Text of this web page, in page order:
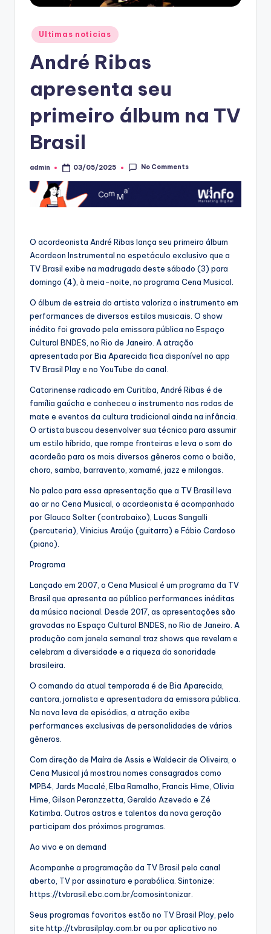
Posted
in
Ultimas noticias
André Ribas
apresenta seu
primeiro álbum na TV
Brasil
Posted
admin 03/05/2025 No Comments
O acordeonista André Ribas lança seu primeiro álbum
Acordeon Instrumental no espetáculo exclusivo que a
TV Brasil exibe na madrugada deste sábado (3) para
domingo (4), à meia-noite, no programa Cena Musical.
O álbum de estreia do artista valoriza o instrumento em
performances de diversos estilos musicais. O show
inédito foi gravado pela emissora pública no Espaço
Cultural BNDES, no Rio de Janeiro. A atração
apresentada por Bia Aparecida fica disponível no app
TV Brasil Play e no YouTube do canal.
Catarinense radicado em Curitiba, André Ribas é de
família gaúcha e conheceu o instrumento nas rodas de
mate e eventos da cultura tradicional ainda na infância.
O artista buscou desenvolver sua técnica para assumir
um estilo híbrido, que rompe fronteiras e leva o som do
acordeão para os mais diversos gêneros como o baião,
choro, samba, barravento, xamamé, jazz e milongas.
No palco para essa apresentação que a TV Brasil leva
ao ar no Cena Musical, o acordeonista é acompanhado
por Glauco Solter (contrabaixo), Lucas Sangalli
(percuteria), Vinicius Araújo (guitarra) e Fábio Cardoso
(piano).
Programa
Lançado em 2007, o Cena Musical é um programa da TV
Brasil que apresenta ao público performances inéditas
da música nacional. Desde 2017, as apresentações são
gravadas no Espaço Cultural BNDES, no Rio de Janeiro. A
produção com janela semanal traz shows que revelam e
celebram a diversidade e a riqueza da sonoridade
brasileira.
O comando da atual temporada é de Bia Aparecida,
cantora, jornalista e apresentadora da emissora pública.
Na nova leva de episódios, a atração exibe
performances exclusivas de personalidades de vários
gêneros.
Com direção de Maíra de Assis e Waldecir de Oliveira, o
Cena Musical já mostrou nomes consagrados como
MPB4, Jards Macalé, Elba Ramalho, Francis Hime, Olivia
Hime, Gilson Peranzzetta, Geraldo Azevedo e Zé
Katimba. Outros astros e talentos da nova geração
participam dos próximos programas.
Ao vivo e on demand
Acompanhe a programação da TV Brasil pelo canal
aberto, TV por assinatura e parabólica. Sintonize:
https://tvbrasil.ebc.com.br/comosintonizar.
Seus programas favoritos estão no TV Brasil Play, pelo
site http://tvbrasilplay.com.br ou por aplicativo no